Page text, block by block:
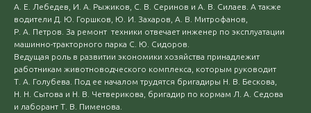
А. Е. Лебедев, И. А. Рыжиков, С. В. Серинов и А. В. Силаев. А также
водители Д. Ю. Горшков, Ю. И. Захаров, А. В. Митрофанов,
Р. А. Петров. За ремонт техники отвечает инженер по эксплуатации
машинно-тракторного парка С. Ю. Сидоров.
Ведущая роль в развитии экономики хозяйства принадлежит
работникам животноводческого комплекса, которым руководит
Т. А. Голубева. Под ее началом трудятся бригадиры Н. В. Бескова,
Н. Н. Сытова и Н. В. Четверикова, бригадир по кормам Л. А. Седова
и лаборант Т. В. Пименова.